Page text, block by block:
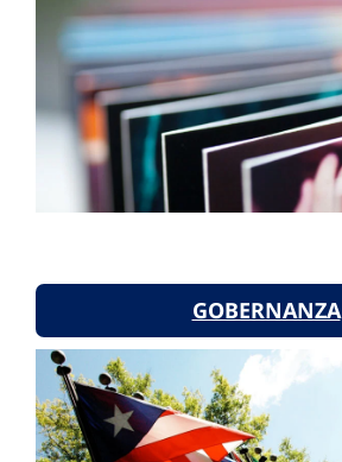
GOBERNANZA